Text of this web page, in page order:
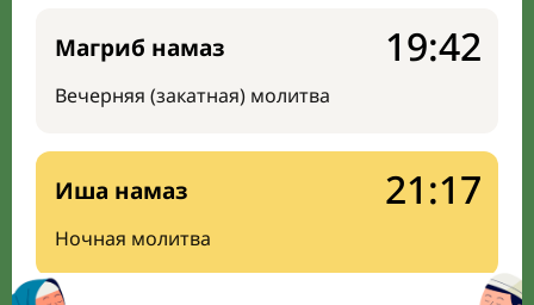
Магриб намаз
Вечерняя (закатная) молитва
19:42
Иша намаз
Ночная молитва
21:17